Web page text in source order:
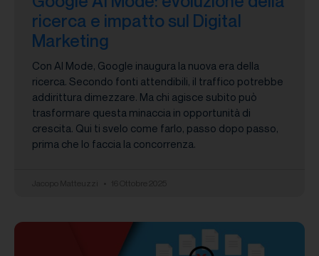
ricerca e impatto sul Digital
Marketing
Con AI Mode, Google inaugura la nuova era della
ricerca. Secondo fonti attendibili, il traffico potrebbe
addirittura dimezzare. Ma chi agisce subito può
trasformare questa minaccia in opportunità di
crescita. Qui ti svelo come farlo, passo dopo passo,
prima che lo faccia la concorrenza.